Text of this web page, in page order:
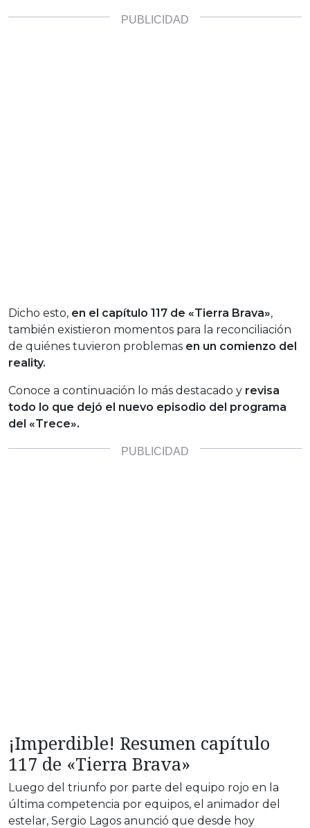
Dicho esto, en el capítulo 117 de «Tierra Brava»,
también existieron momentos para la reconciliación
de quiénes tuvieron problemas en un comienzo del
reality.
Conoce a continuación lo más destacado y revisa
todo lo que dejó el nuevo episodio del programa
del «Trece».
¡Imperdible! Resumen capítulo
117 de «Tierra Brava»
Luego del triunfo por parte del equipo rojo en la
última competencia por equipos, el animador del
estelar, Sergio Lagos anunció que desde hoy